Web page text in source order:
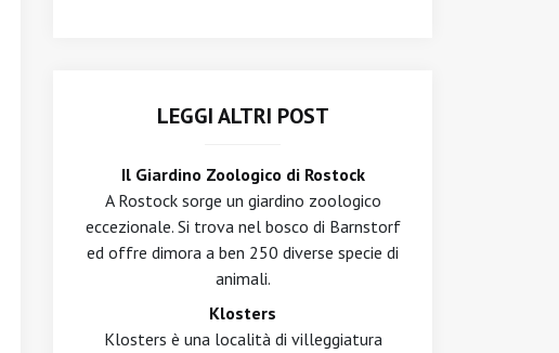
LEGGI ALTRI POST
Il Giardino Zoologico di Rostock
A Rostock sorge un giardino zoologico
eccezionale. Si trova nel bosco di Barnstorf
ed offre dimora a ben 250 diverse specie di
animali.
Klosters
Klosters è una località di villeggiatura